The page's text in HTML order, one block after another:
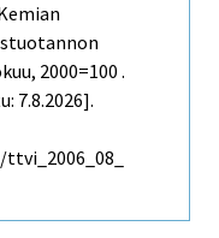
2000=100 .
7.8.2026].